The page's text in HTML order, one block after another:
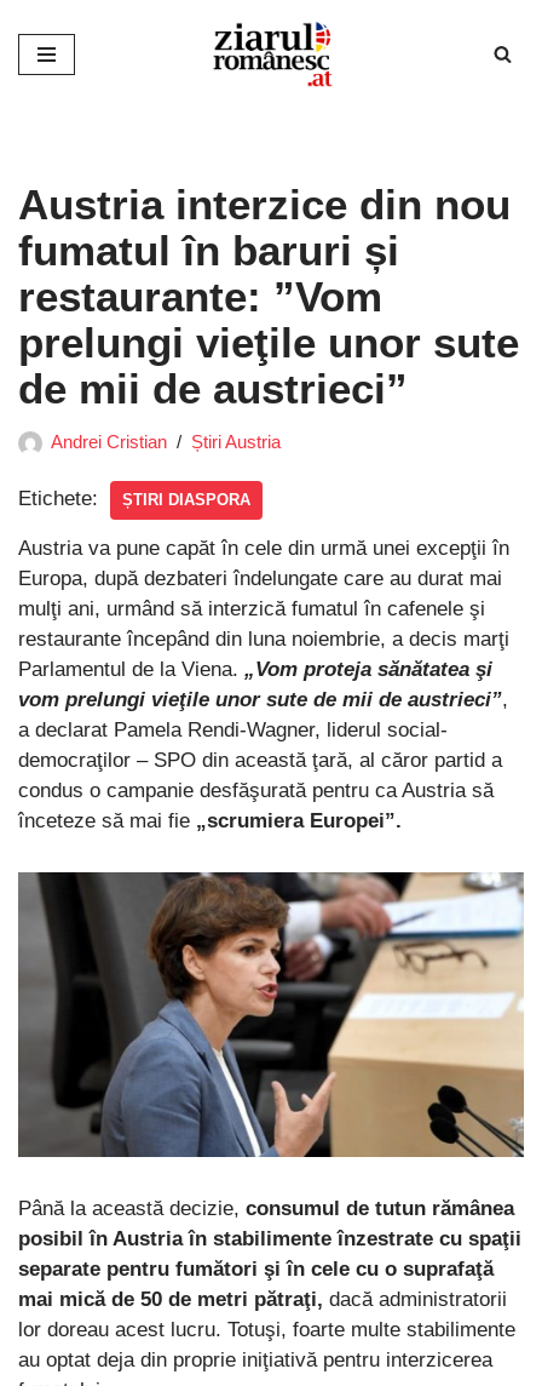
Sari
Austria interzice din nou
fumatul în baruri și
restaurante: ”Vom
prelungi vieţile unor sute
de mii de austrieci”
Andrei Cristian Știri Austria
Etichete: ȘTIRI DIASPORA
Austria va pune capăt în cele din urmă unei excepţii în
Europa, după dezbateri îndelungate care au durat mai
mulţi ani, urmând să interzică fumatul în cafenele şi
restaurante începând din luna noiembrie, a decis marţi
Parlamentul de la Viena. „Vom proteja sănătatea şi
vom prelungi vieţile unor sute de mii de austrieci”,
a declarat Pamela Rendi-Wagner, liderul social-
democraţilor – SPO din această ţară, al căror partid a
condus o campanie desfăşurată pentru ca Austria să
înceteze să mai fie „scrumiera Europei”.
Până la această decizie, consumul de tutun rămânea
posibil în Austria în stabilimente înzestrate cu spaţii
separate pentru fumători şi în cele cu o suprafaţă
mai mică de 50 de metri pătraţi, dacă administratorii
lor doreau acest lucru. Totuşi, foarte multe stabilimente
au optat deja din proprie iniţiativă pentru interzicerea